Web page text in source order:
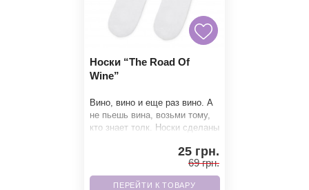
Носки “The Road Of
Wine”
Вино, вино и еще раз вино. А
не пьешь вина, возьми тому,
кто знает толк. Носки сделаны
25 грн.
69 грн.
ПЕРЕЙТИ К ТОВАРУ